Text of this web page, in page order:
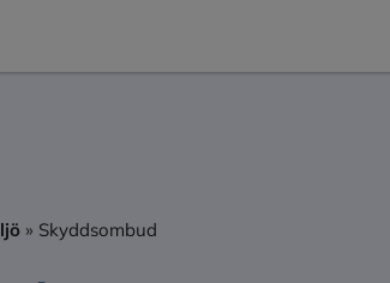
» Skyddsombud